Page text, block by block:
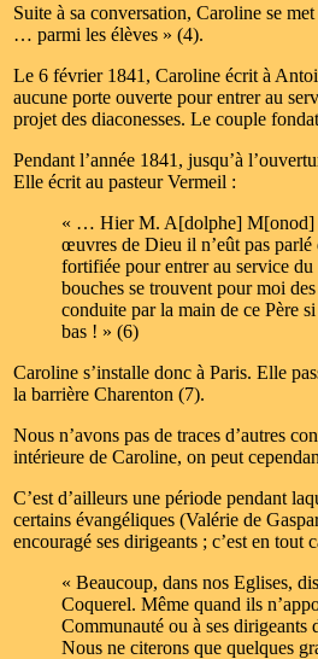
Suite à sa conversation, Caroline se
… parmi les élèves » (4).
Le 6 février 1841, Caroline écrit à
aucune porte ouverte pour entrer au
projet des diaconesses. Le couple
Pendant l’année 1841, jusqu’à
Elle écrit au pasteur Vermeil :
« … Hier M. A[dolphe] M[onod] a
œuvres de Dieu il n’eût pas
fortifiée pour entrer au service du
bouches se trouvent pour moi
conduite par la main de ce Père
bas ! » (6)
Caroline s’installe donc à Paris. Elle
la barrière Charenton (7).
Nous n’avons pas de traces d’autres
intérieure de Caroline, on peut
C’est d’ailleurs une période pendant
certains évangéliques (Valérie de
encouragé ses dirigeants ; c’est en
« Beaucoup, dans nos Eglises,
Coquerel. Même quand ils
Communauté ou à ses dirigeants
Nous ne citerons que quelques